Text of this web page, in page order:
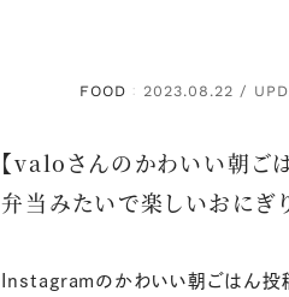
FOOD ： 2023.08.22 /
【valoさんのかわいい朝ご
弁当みたいで楽しいおにぎ
Instagramのかわいい朝ごはん投